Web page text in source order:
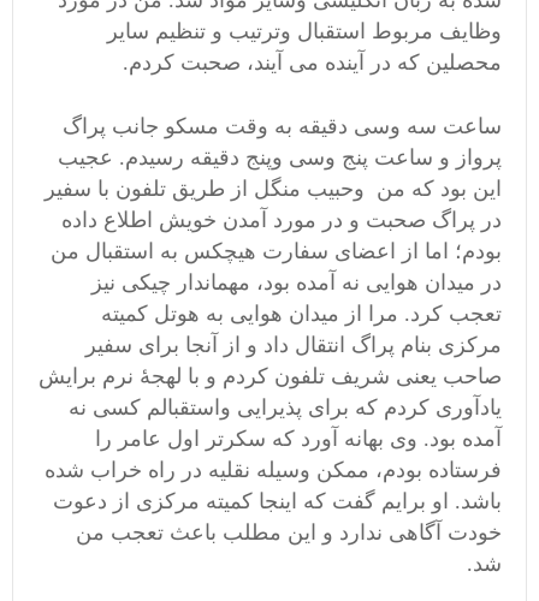
وظایف مربوط استقبال وترتیب و تنظیم سایر
محصلین که در آینده می آیند، صحبت کردم.
ساعت سه وسی دقیقه به وقت مسکو جانب پراگ
پرواز و ساعت پنج وسی وپنج دقیقه رسیدم. عجیب
این بود که من وحبیب منگل از طریق تلفون با سفیر
در پراگ صحبت و در مورد آمدن خویش اطلاع داده
بودم؛ اما از اعضای سفارت هیچکس به استقبال من
در میدان هوایی نه آمده بود، مهماندار چیکی نیز
تعجب کرد. مرا از میدان هوایی به هوتل کمیته
مرکزی بنام پراگ انتقال داد و از آنجا برای سفیر
صاحب یعنی شریف تلفون کردم و با لهجۀ نرم برایش
یادآوری کردم که برای پذیرایی واستقبالم کسی نه
آمده بود. وی بهانه آورد که سکرتر اول عامر را
فرستاده بودم، ممکن وسیله نقلیه در راه خراب شده
باشد. او برایم گفت که اینجا کمیته مرکزی از دعوت
خودت آگاهی ندارد و این مطلب باعث تعجب من
شد.